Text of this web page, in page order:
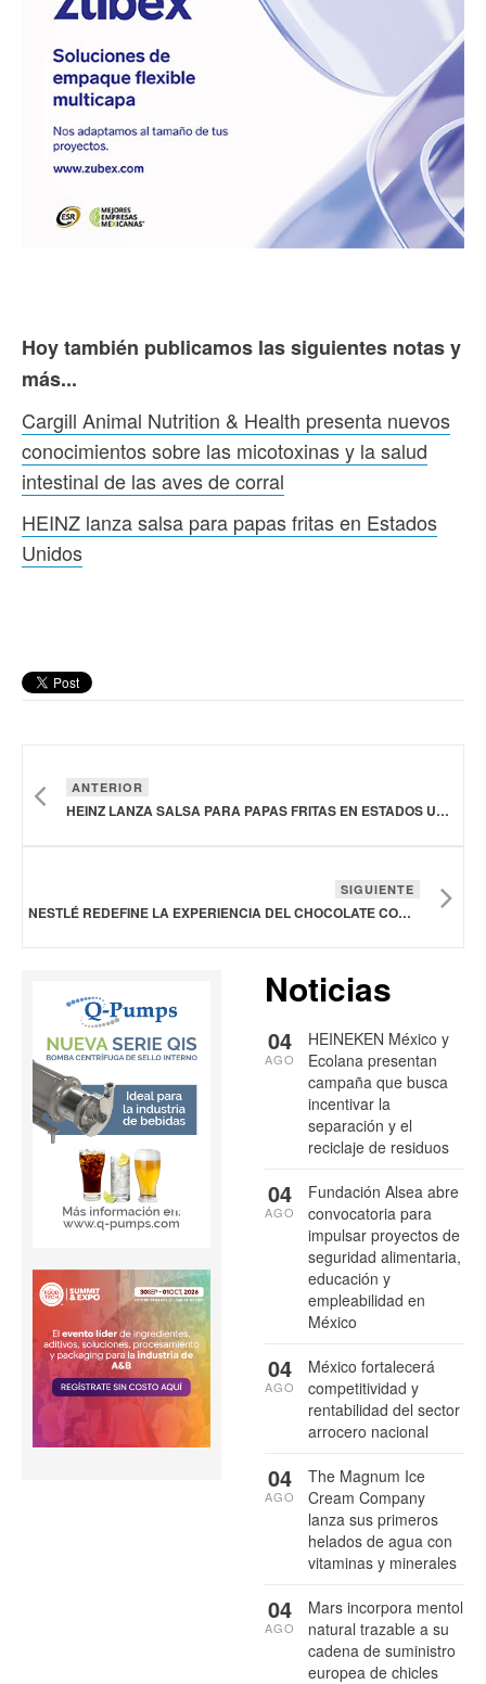
Hoy también publicamos las siguientes notas y
más...
Cargill Animal Nutrition & Health presenta nuevos
conocimientos sobre las micotoxinas y la salud
intestinal de las aves de corral
HEINZ lanza salsa para papas fritas en Estados
Unidos
ANTERIOR
HEINZ LANZA SALSA PARA PAPAS FRITAS EN ESTADOS UNIDOS
SIGUIENTE
NESTLÉ REDEFINE LA EXPERIENCIA DEL CHOCOLATE CON CHOCO TRIO EN MÉXICO
Noticias
HEINEKEN México y
Ecolana presentan
campaña que busca
incentivar la
separación y el
reciclaje de residuos
04
AGO
Fundación Alsea abre
convocatoria para
impulsar proyectos de
seguridad alimentaria,
educación y
empleabilidad en
México
04
AGO
México fortalecerá
competitividad y
rentabilidad del sector
arrocero nacional
04
AGO
The Magnum Ice
Cream Company
lanza sus primeros
helados de agua con
vitaminas y minerales
04
AGO
Mars incorpora mentol
natural trazable a su
cadena de suministro
europea de chicles
04
AGO